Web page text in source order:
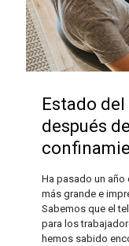
Estado
después
Ha pasado un año
más grande e
Sabemos que el
para los
hemos sabido